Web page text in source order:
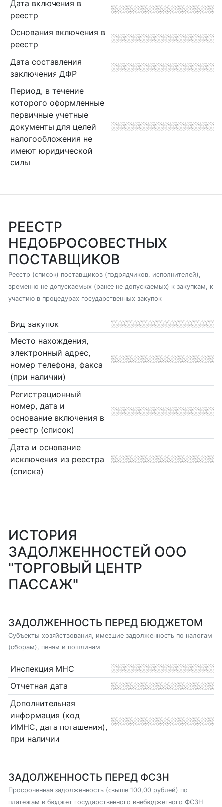
Дата включения в
реестр
Основания включения в
реестр
Дата составления
заключения ДФР
Период, в течение
которого оформленные
первичные учетные
документы для целей
налогообложения не
имеют юридической
силы
РЕЕСТР
НЕДОБРОСОВЕСТНЫХ
ПОСТАВЩИКОВ
Реестр (список) поставщиков (подрядчиков, исполнителей),
временно не допускаемых (ранее не допускаемых) к закупкам, к
участию в процедурах государственных закупок
Вид закупок
Место нахождения,
электронный адрес,
номер телефона, факса
(при наличии)
Регистрационный
номер, дата и
основание включения в
реестр (список)
Дата и основание
исключения из реестра
(списка)
ИСТОРИЯ
ЗАДОЛЖЕННОСТЕЙ ООО
"ТОРГОВЫЙ ЦЕНТР
ПАССАЖ"
ЗАДОЛЖЕННОСТЬ ПЕРЕД БЮДЖЕТОМ
Субъекты хозяйствования, имевшие задолженность по налогам
(сборам), пеням и пошлинам
Инспекция МНС
Отчетная дата
Дополнительная
информация (код
ИМНС, дата погашения),
при наличии
ЗАДОЛЖЕННОСТЬ ПЕРЕД ФСЗН
Просроченная задолженность (свыше 100,00 рублей) по
платежам в бюджет государственного внебюджетного ФСЗН